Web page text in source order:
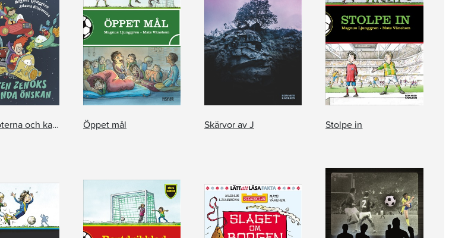
Rymdpiloterna och kapten Zenoks onda önskan Öppet mål Skärvor av J Stolpe in